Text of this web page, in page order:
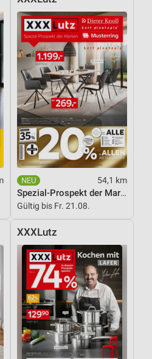
54,1 km
Spezial-Prospekt der Marken
Gültig bis Fr. 21.08.
XXXLutz
der Angebote
zur Auswahl von